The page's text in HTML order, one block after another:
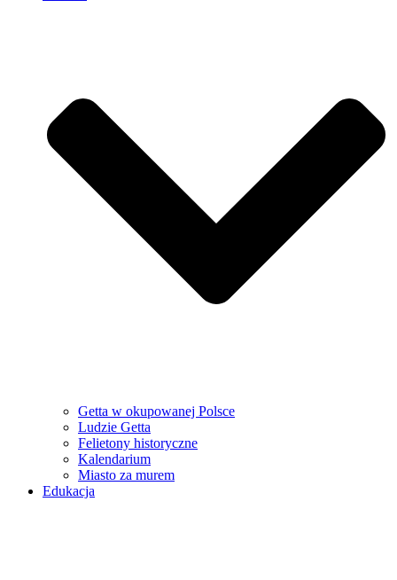
Getta w okupowanej Polsce
Ludzie Getta
Felietony historyczne
Kalendarium
Miasto za murem
Edukacja